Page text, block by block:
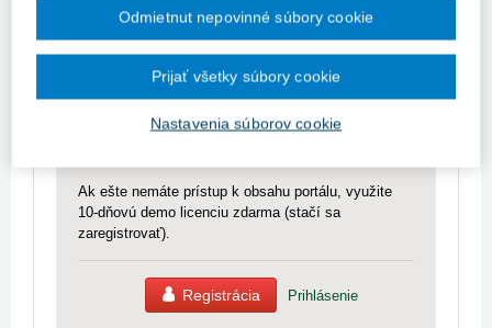
užívateľom.
Odomknite si prístup k odbornému obsahu na
používatelia portálu. Pokiaľ ste už zaregistrovaný,
Ak ešte nemáte prístup k obsahu portálu, využite
10-dňovú demo licenciu zdarma (stačí sa
zaregistrovať).
Registrácia Prihlásenie
Nastavenia súborov cookie
Odmietnut nepovinné súbory cookie
Prijať všetky súbory cookie